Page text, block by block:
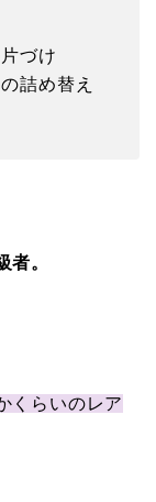
づけ
詰め替え
者。
くらいのレア